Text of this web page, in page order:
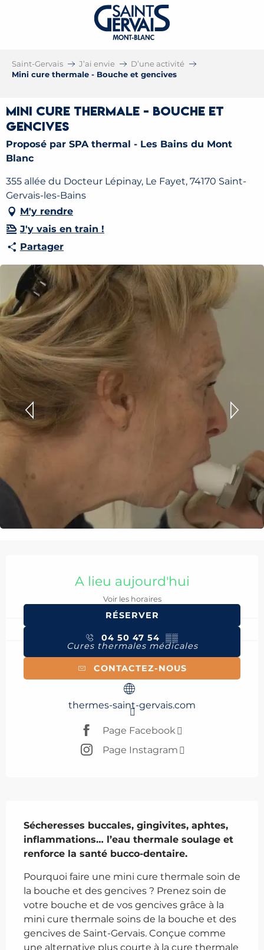
Saint-Gervais J’ai envie
D’une activité
Mini cure thermale - Bouche et gencives
Mini cure thermale - Bouche et
gencives
Proposé par SPA thermal - Les Bains du Mont
Blanc
355 allée du Docteur Lépinay, Le Fayet, 74170 Saint-
Gervais-les-Bains
M'y rendre
J'y vais en train !
Partager
A lieu aujourd'hui
Voir les horaires
RÉSERVER
04 50 47 54 ▒▒
Cures thermales médicales
CONTACTEZ-NOUS
thermes-saint-gervais.com
Page Facebook
Page Instagram
Sécheresses buccales, gingivites, aphtes,
inflammations… l’eau thermale soulage et
renforce la santé bucco-dentaire.
Pourquoi faire une mini cure thermale soin de
la bouche et des gencives ? Prenez soin de
votre bouche et de vos gencives grâce à la
mini cure thermale soins de la bouche et des
gencives de Saint-Gervais. Conçue comme
une alternative plus courte à la cure thermale